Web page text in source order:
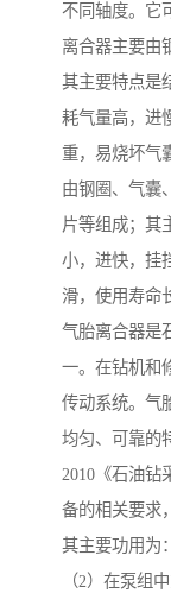
不同轴度。它
离合器主要由
其主要特点是
耗气量高，进
重，易烧坏气
由钢圈、气囊
片等组成；其
小，进快，挂
滑，使用寿命
气胎离合器是
一。在钻机和
传动系统。气
均匀、可靠的
2010《石油钻
备的相关要求
其主要功用为
（2）在泵组